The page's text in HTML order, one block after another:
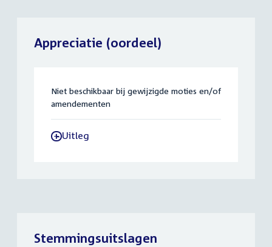
Appreciatie (oordeel)
Niet beschikbaar bij gewijzigde moties en/of
amendementen
-Uitleg
Stemmingsuitslagen